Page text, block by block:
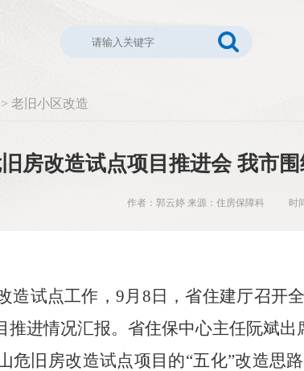
> 老旧小区改造
房改造试点项目推进会 我市
作者：郭云婷 来源：住房保障科 时间
造试点工作，9月8日，省住建厅召开
推进情况汇报。省住保中心主任阮斌出
危旧房改造试点项目 的“五化”改造思路